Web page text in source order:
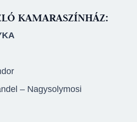
KAMARASZÍNHÁZ:
– Nagysolymosi